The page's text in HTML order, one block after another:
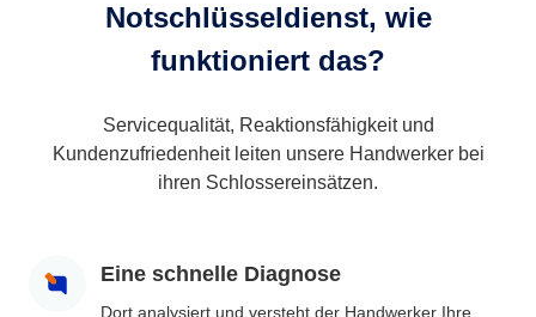
Notschlüsseldienst, wie
funktioniert das?
Servicequalität, Reaktionsfähigkeit und
Kundenzufriedenheit leiten unsere Handwerker bei
ihren Schlossereinsätzen.
Eine schnelle Diagnose
Dort analysiert und versteht der Handwerker Ihre